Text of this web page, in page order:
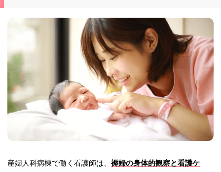
産婦人科病棟で働く看護師は、 褥婦の身体的観察と看護ケ